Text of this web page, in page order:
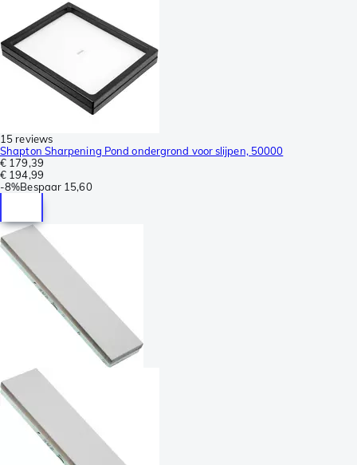
15 reviews
Shapton Sharpening Pond ondergrond voor slijpen, 50000
€ 179,39
€ 194,99
-8%Bespaar 15,60